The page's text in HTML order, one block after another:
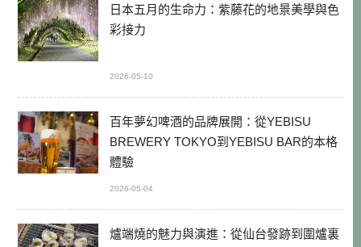
日本五月的生命力：紫藤花的地景美學與色
彩接力
2026-05-10
百年夢幻啤酒的品牌展開：從YEBISU
BREWERY TOKYO到YEBISU BAR的本格
體驗
2026-05-04
爐端燒的魅力與演進：從仙台發跡到圍爐裏